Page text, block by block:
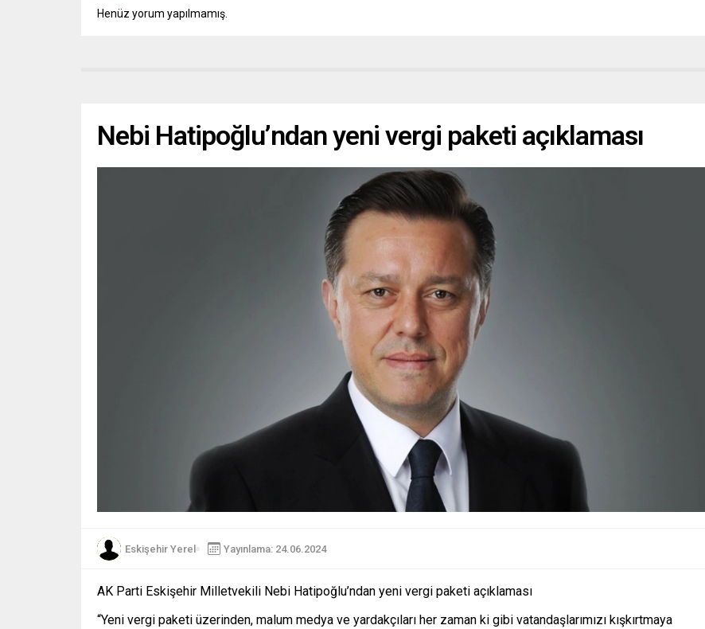
Henüz yorum yapılmamış.
Nebi Hatipoğlu’ndan yeni vergi paketi açıklaması
Eskişehir Yerel Yayınlama: 24.06.2024
AK Parti Eskişehir Milletvekili Nebi Hatipoğlu’ndan yeni vergi paketi açıklaması
“Yeni vergi paketi üzerinden, malum medya ve yardakçıları her zaman ki gibi vatandaşlarımızı kışkırtmaya